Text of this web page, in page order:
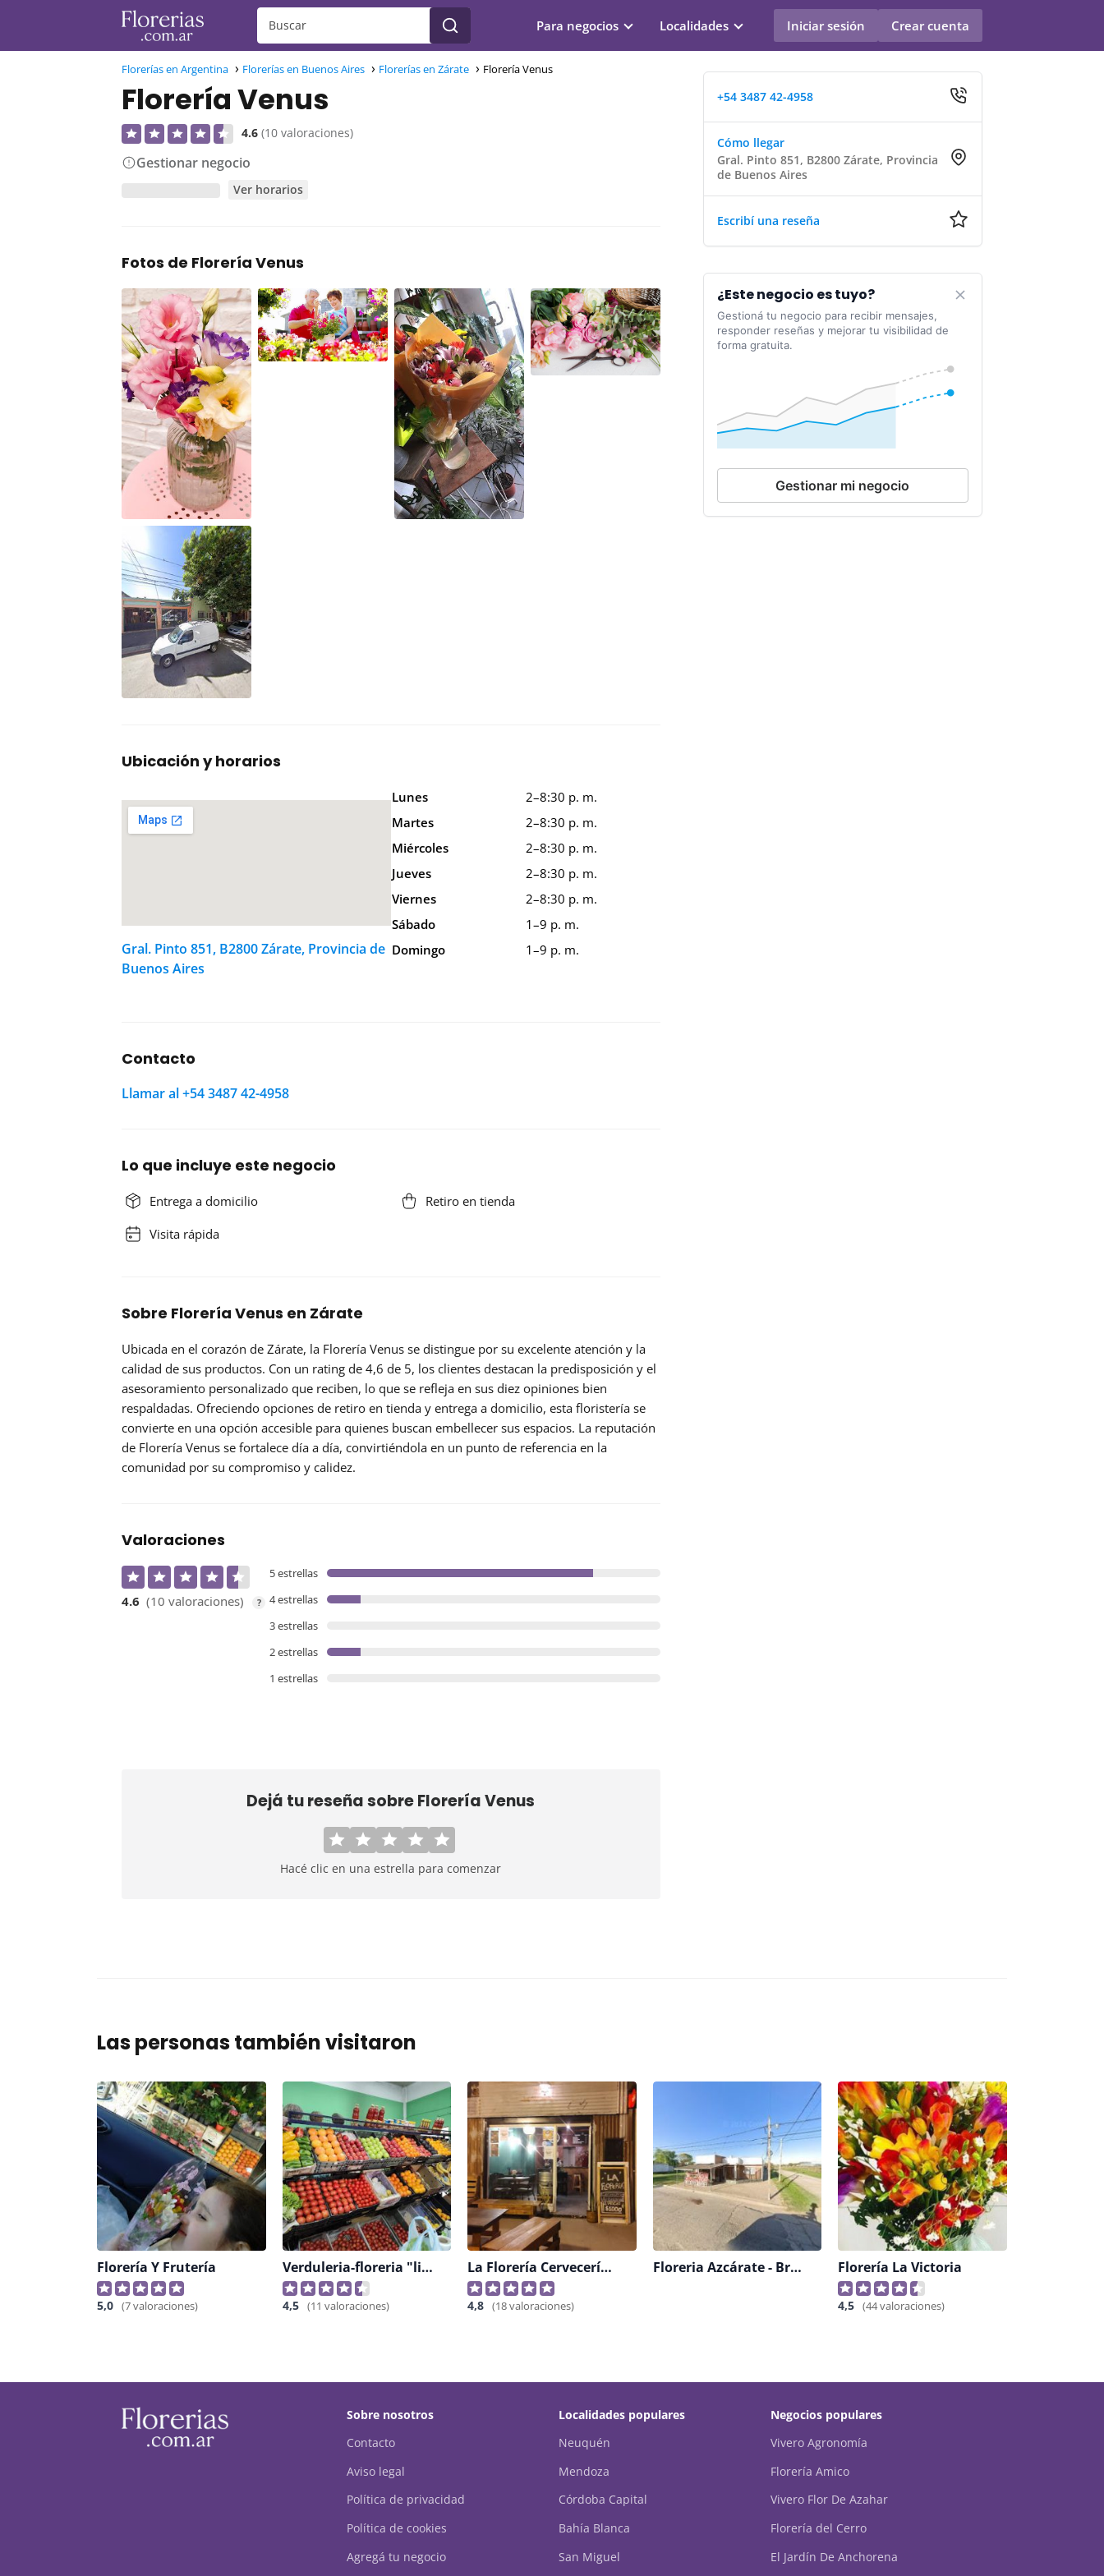
Para negocios Localidades Iniciar sesión Crear cuenta
Florerías en Argentina Florerías en Buenos Aires Florerías en Zárate Florería Venus
Florería Venus
4.6 (10 valoraciones)
Gestionar negocio
Ver horarios
Fotos de Florería Venus
Ubicación y horarios
Gral. Pinto 851, B2800 Zárate, Provincia de
Buenos Aires
Lunes
2–8:30 p. m.
Martes
2–8:30 p. m.
Miércoles
2–8:30 p. m.
Jueves
2–8:30 p. m.
Viernes
2–8:30 p. m.
Sábado
1–9 p. m.
Domingo
1–9 p. m.
Contacto
Llamar al +54 3487 42-4958
Lo que incluye este negocio
Entrega a domicilio
Retiro en tienda
Visita rápida
Sobre Florería Venus en Zárate
Ubicada en el corazón de Zárate, la Florería Venus se distingue por su excelente atención y la
calidad de sus productos. Con un rating de 4,6 de 5, los clientes destacan la predisposición y el
asesoramiento personalizado que reciben, lo que se refleja en sus diez opiniones bien
respaldadas. Ofreciendo opciones de retiro en tienda y entrega a domicilio, esta floristería se
convierte en una opción accesible para quienes buscan embellecer sus espacios. La reputación
de Florería Venus se fortalece día a día, convirtiéndola en un punto de referencia en la
comunidad por su compromiso y calidez.
Valoraciones
4.6 (10 valoraciones) ?
5 estrellas
4 estrellas
3 estrellas
2 estrellas
1 estrellas
Dejá tu reseña sobreFlorería Venus
Hacé clic en una estrella para comenzar
+54 3487 42-4958
Cómo llegar
Gral. Pinto 851, B2800 Zárate, Provincia
de Buenos Aires
Escribí una reseña
¿Este negocio es tuyo?
Gestioná tu negocio para recibir mensajes,
responder reseñas y mejorar tu visibilidad de
forma gratuita.
Gestionar mi negocio
Las personas también visitaron
Florería Y Frutería
5,0 (7 valoraciones)
Verduleria-floreria "lili"
4,5 (11 valoraciones)
La Florería Cervecería Artesanal
4,8 (18 valoraciones)
Floreria Azcárate - Bronceria La Calandria Florería La Victoria
4,5 (44 valoraciones)
Sobre nosotros
Contacto
Aviso legal
Política de privacidad
Política de cookies
Agregá tu negocio
Localidades populares
Neuquén
Mendoza
Córdoba Capital
Bahía Blanca
San Miguel
Negocios populares
Vivero Agronomía
Florería Amico
Vivero Flor De Azahar
Florería del Cerro
El Jardín De Anchorena